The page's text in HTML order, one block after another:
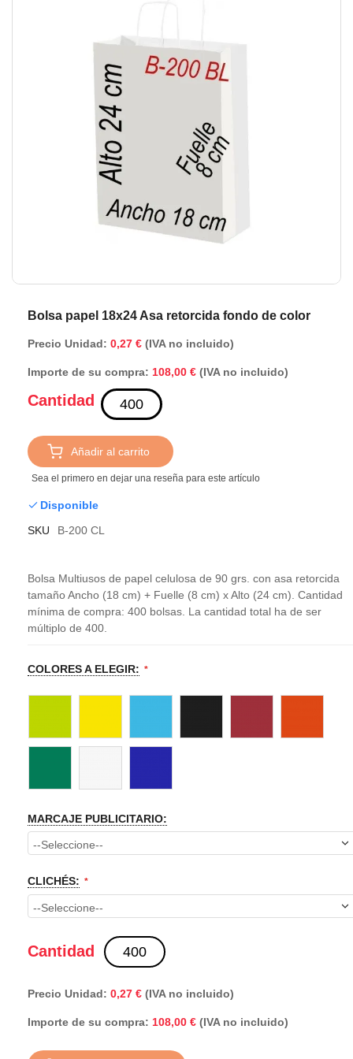
Bolsa papel 18x24 Asa retorcida fondo de color
Precio Unidad: 0,27 € (IVA no incluido)
Importe de su compra: 108,00 € (IVA no incluido)
Cantidad
Añadir al carrito
Sea el primero en dejar una reseña para este artículo
Disponible
SKU
B-200 CL
Bolsa Multiusos de papel celulosa de 90 grs. con asa retorcida
tamaño Ancho (18 cm) + Fuelle (8 cm) x Alto (24 cm). Cantidad
mínima de compra: 400 bolsas. La cantidad total ha de ser
múltiplo de 400.
COLORES A ELEGIR:
MARCAJE PUBLICITARIO:
CLICHÉS:
Cantidad
Precio Unidad: 0,27 € (IVA no incluido)
Importe de su compra: 108,00 € (IVA no incluido)